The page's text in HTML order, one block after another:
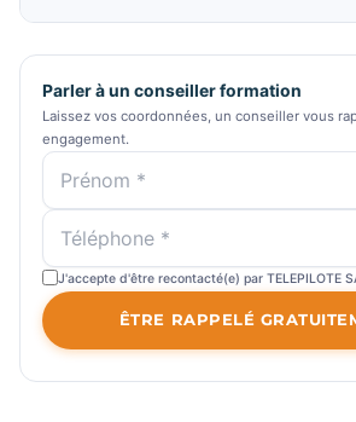
Parler à un conseiller formation
Laissez vos coordonnées, un conseiller vous
engagement.
J'accepte d'être recontacté(e) par TELEPILOTE
ÊTRE RAPPELÉ